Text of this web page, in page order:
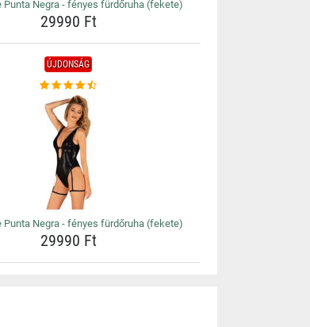
Punta Negra - fényes fürdőruha (fekete)
29990 Ft
ÚJDONSÁG
Punta Negra - fényes fürdőruha (fekete)
29990 Ft